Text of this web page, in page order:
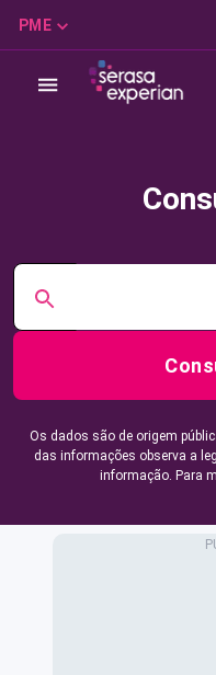
PME
Os dados são de origem
das informações observa a
informação. Para